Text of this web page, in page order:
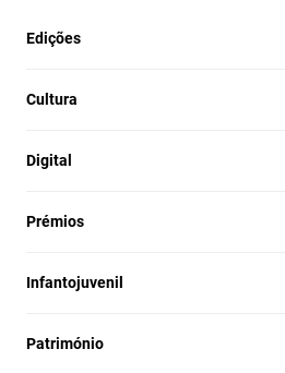
Edições
Cultura
Digital
Prémios
Infantojuvenil
Património